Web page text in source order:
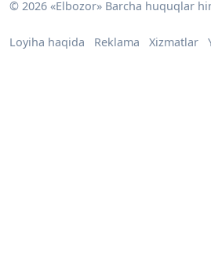
© 2026 «Elbozor» Barcha huquqlar
Loyiha haqida Reklama Xizmatlar